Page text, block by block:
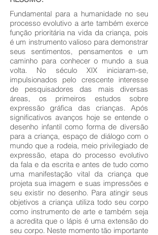
Fundamental para a humanidade no seu
processo evolutivo a arte também exerce
função prioritária na vida da criança, pois
é um instrumento valioso para demonstrar
seus sentimentos, pensamentos e um
caminho para conhecer o mundo a sua
volta. No século XIX iniciaram-se,
impulsionados pelo crescente interesse
de pesquisadores das mais diversas
áreas, os primeiros estudos sobre
expressão gráfica das crianças. Após
significativos avanços hoje se entende o
desenho infantil como forma de diversão
para a criança, espaço de diálogo com o
mundo que a rodeia, meio privilegiado de
expressão, etapa do processo evolutivo
da fala e da escrita e antes de tudo como
uma manifestação vital da criança que
projeta sua imagem e suas impressões e
seu existir no desenho. Para atingir seus
objetivos a criança utiliza todo seu corpo
como instrumento de arte e também seja
a acredita que o lápis é uma extensão do
seu corpo. Neste momento tão importante